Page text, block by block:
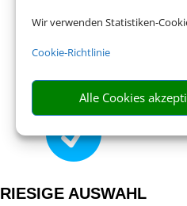
Wir verwenden Statistiken-
Cookie-Richtlinie
Alle Cookies
Bei uns finden Sie

RIESIGE AUSWAHL